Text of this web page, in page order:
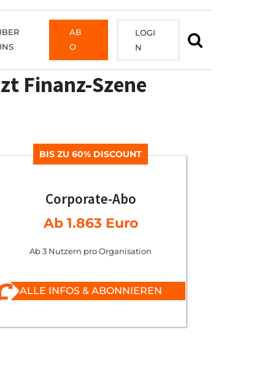
AB
O
LOGI
N
Finanz-Szene
BIS ZU 60% DISCOUNT
Corporate-Abo
Ab 1.863 Euro
Ab 3 Nutzern pro Organisation
ALLE INFOS & ABONNIEREN